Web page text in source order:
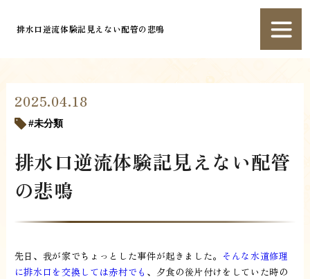
排水口逆流体験記見えない配管の悲鳴
2025.04.18
未分類
排水口逆流体験記見えない配管
の悲鳴
先日、我が家でちょっとした事件が起きました。 そんな水道修理
に排水口を交換しては赤村でも 、夕食の後片付けをしていた時の